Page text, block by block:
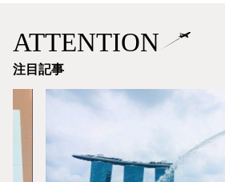
ATTENTION
注目記事